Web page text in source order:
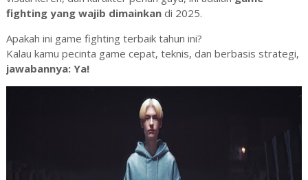
fighting yang wajib dimainkandi 2025.
Apakah ini game fighting terbaik tahun ini?
Kalau kamu pecinta game cepat, teknis, dan berbasis strategi,
jawabannya: Ya!